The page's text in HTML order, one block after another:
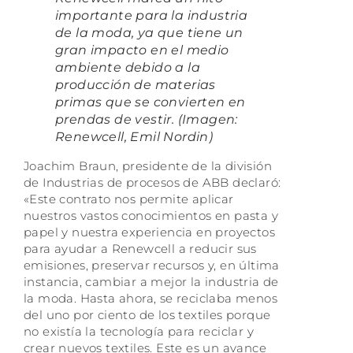
importante para la industria
de la moda, ya que tiene un
gran impacto en el medio
ambiente debido a la
producción de materias
primas que se convierten en
prendas de vestir. (Imagen:
Renewcell, Emil Nordin)
Joachim Braun, presidente de la división
de Industrias de procesos de ABB declaró:
«Este contrato nos permite aplicar
nuestros vastos conocimientos en pasta y
papel y nuestra experiencia en proyectos
para ayudar a Renewcell a reducir sus
emisiones, preservar recursos y, en última
instancia, cambiar a mejor la industria de
la moda. Hasta ahora, se reciclaba menos
del uno por ciento de los textiles porque
no existía la tecnología para reciclar y
crear nuevos textiles. Este es un avance